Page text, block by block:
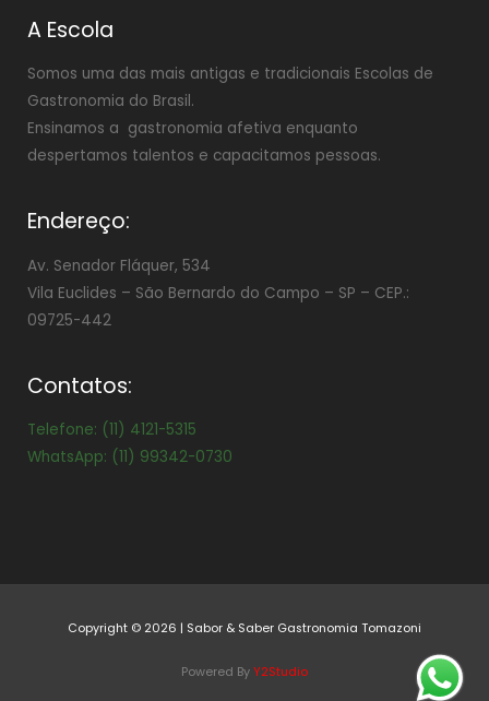
A Escola
Somos uma das mais antigas e tradicionais Escolas de
Gastronomia do Brasil.
Ensinamos a gastronomia afetiva enquanto
despertamos talentos e capacitamos pessoas.
Endereço:
Av. Senador Fláquer, 534
Vila Euclides – São Bernardo do Campo – SP – CEP.:
09725-442
Contatos:
Telefone: (11) 4121-5315
WhatsApp: (11) 99342-0730
Copyright © 2026 | Sabor & Saber Gastronomia Tomazoni
Powered By Y2Studio